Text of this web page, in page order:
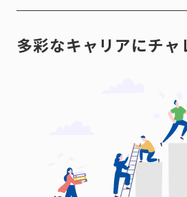
多彩なキャリアにチャ